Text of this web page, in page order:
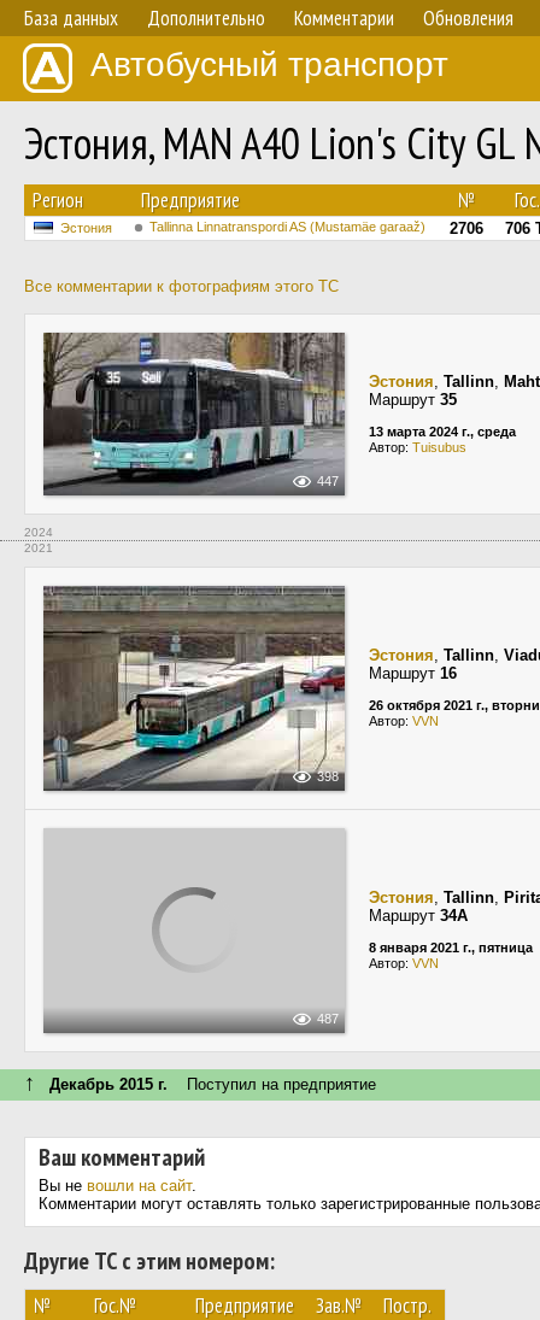
База данных Дополнительно Комментарии Обновления
Автобусный транспорт
Эстония, MAN A40 Lion's City
Регион Предприятие №
Эстония Tallinna Linnatranspordi AS (Mustamäe garaaž) 2706 706
Все комментарии к фотографиям этого ТС
447
Эстония, Tallinn,
Маршрут 35
13 марта 2024 г., среда
Автор: Tuisubus
2024
2021
398
Эстония, Tallinn,
Маршрут 16
26 октября 2021 г.,
Автор: VVN
487
Эстония, Tallinn,
Маршрут 34A
8 января 2021 г., пятница
Автор: VVN
↑ Декабрь 2015 г. Поступил на предприятие
Ваш комментарий
Вы не вошли на сайт.
Комментарии могут оставлять только зарегистрированные
Другие ТС с этим номером:
№ Гос.№ Предприятие Зав.№ Постр.